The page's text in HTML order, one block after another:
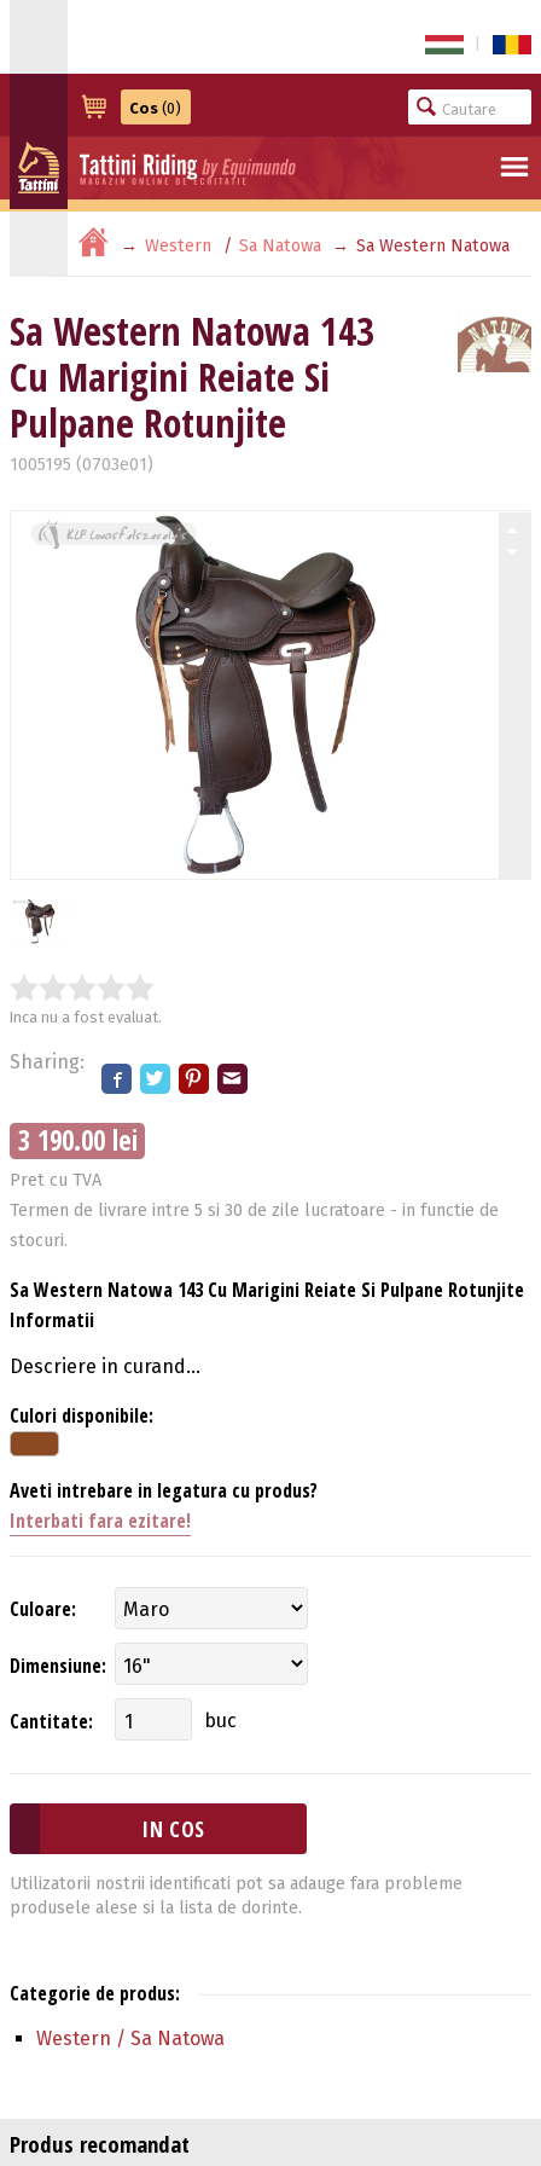
Cos (0)
Western Sa Natowa Sa Western Natowa
Sa Western Natowa 143
Cu Marigini Reiate Si
Pulpane Rotunjite
1005195 (0703e01)
Inca nu a fost evaluat.
Sharing:
3 190.00 lei
Pret cu TVA
Termen de livrare intre 5 si 30 de zile lucratoare - in functie de
stocuri.
Sa Western Natowa 143 Cu Marigini Reiate Si Pulpane Rotunjite
Informatii
Descriere in curand...
Culori disponibile:
Aveti intrebare in legatura cu produs?
Interbati fara ezitare!
Culoare:
Dimensiune:
Cantitate: buc
Utilizatorii nostrii identificati pot sa adauge fara probleme
produsele alese si la lista de dorinte.
Categorie de produs:
Western / Sa Natowa
Produs recomandat